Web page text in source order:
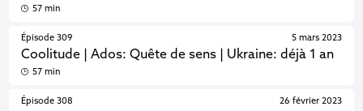
57 min
Épisode 309
Coolitude | Ados: Quête de sens | Ukraine: déjà 1 an
5 mars 2023
57 min
Épisode 308 26 février 2023